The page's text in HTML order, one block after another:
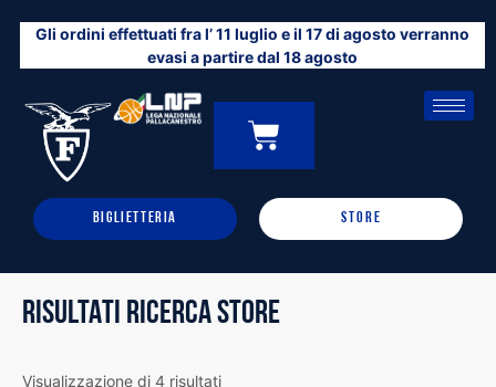
contenuto
Gli ordini effettuati fra l’ 11 luglio e il 17 di agosto verranno
evasi a partire dal 18 agosto
0
CARRELLO
BIGLIETTERIA STORE
RISULTATI RICERCA STORE
Visualizzazione di 4 risultati